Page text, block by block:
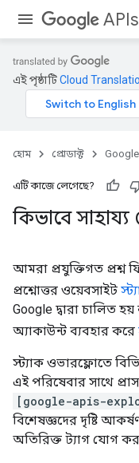
এই পৃষ্ঠাটিCloud
হোম প্রোডাক্ট
এটি কাজে লেগেছে?
কিভাবে
আমরা প্রযুক্তিগত প্রশ্ন
প্রশ্নোত্তর ওয়েবসাইট
Google দ্বারা চালিত
অ্যাকাউন্ট ব্যবহার করে
স্ট্যাক ওভারফ্লোতে
এই পরিষেবার সাথে
[google-apis-
বিশেষজ্ঞদের দৃষ্টি
অতিরিক্ত ট্যাগ যোগ